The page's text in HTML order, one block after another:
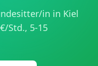
in in Kiel
€/Std., 5-15